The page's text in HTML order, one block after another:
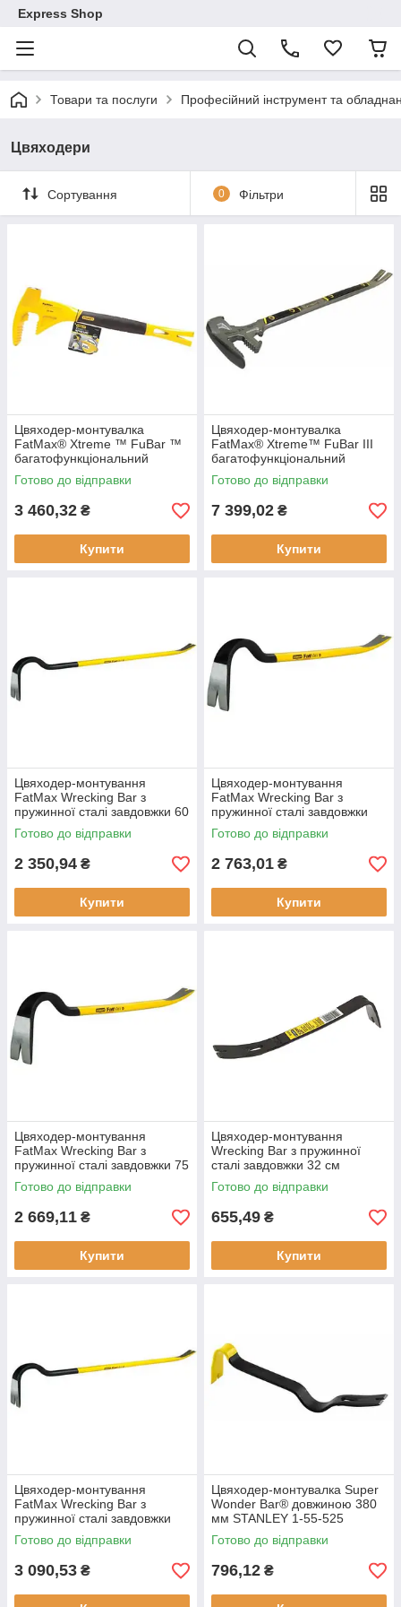
Express Shop
Товари та послуги Професійний інструмент та
Цвяходери
Сортування 0 Фільтри
Цвяходер-монтувалка
FatMax® Xtreme ™ FuBar ™
багатофункціональний
довжиною 457 мм STANLEY
1-55-099 вага 2 кг вуглецева
Готово до відправки
3 460,32 ₴
Купити
Цвяходер-монтувалка
FatMax® Xtreme™ FuBar III
багатофункціональний
завдовжки 760 мм вага 4.125
кг STANLEY 1-55-120
Готово до відправки
7 399,02 ₴
Купити
Цвяходер-монтування
FatMax Wrecking Bar з
пружинної сталі завдовжки 60
см STANLEY 1-55-503 вага
1.77 кг легка конструкція
Готово до відправки
2 350,94 ₴
Купити
Цвяходер-монтування
FatMax Wrecking Bar з
пружинної сталі завдовжки
91.5 см STANLEY 1-55-504
вага 2.5 кг прогумована
Готово до відправки
2 763,01 ₴
Купити
Цвяходер-монтування
FatMax Wrecking Bar з
пружинної сталі завдовжки 75
см STANLEY 1-55-513 вага
2.14 кг
Готово до відправки
2 669,11 ₴
Купити
Цвяходер-монтування
Wrecking Bar з пружинної
сталі завдовжки 32 см
STANLEY 1-55-515 вага 0.61
кг тип інструменту -
Готово до відправки
655,49 ₴
Купити
Цвяходер-монтування
FatMax Wrecking Bar з
пружинної сталі завдовжки
105 см STANLEY 1-55-521
вага 2.72 кг легка конструкція
Готово до відправки
3 090,53 ₴
Цвяходер-монтувалка Super
Wonder Bar® довжиною 380
мм STANLEY 1-55-525
матеріал - високовуглецева
сталь вага 0.76 кг
Готово до відправки
796,12 ₴